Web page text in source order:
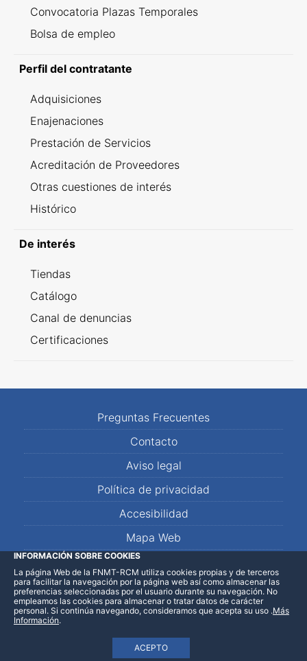
Convocatoria Plazas Temporales
Bolsa de empleo
Perfil del contratante
Adquisiciones
Enajenaciones
Prestación de Servicios
Acreditación de Proveedores
Otras cuestiones de interés
Histórico
De interés
Tiendas
Catálogo
Canal de denuncias
Certificaciones
Preguntas Frecuentes
Contacto
Aviso legal
Política de privacidad
Accesibilidad
Mapa Web
LinkedInFacebookWhatsApp
INFORMACIÓN SOBRE COOKIES
La página Web de la FNMT-RCM utiliza cookies propias y de terceros
para facilitar la navegación por la página web así como almacenar las
preferencias seleccionadas por el usuario durante su navegación. No
empleamos las cookies para almacenar o tratar datos de carácter
personal. Si continúa navegando, consideramos que acepta su uso
ACEPTO
.Más
Información.